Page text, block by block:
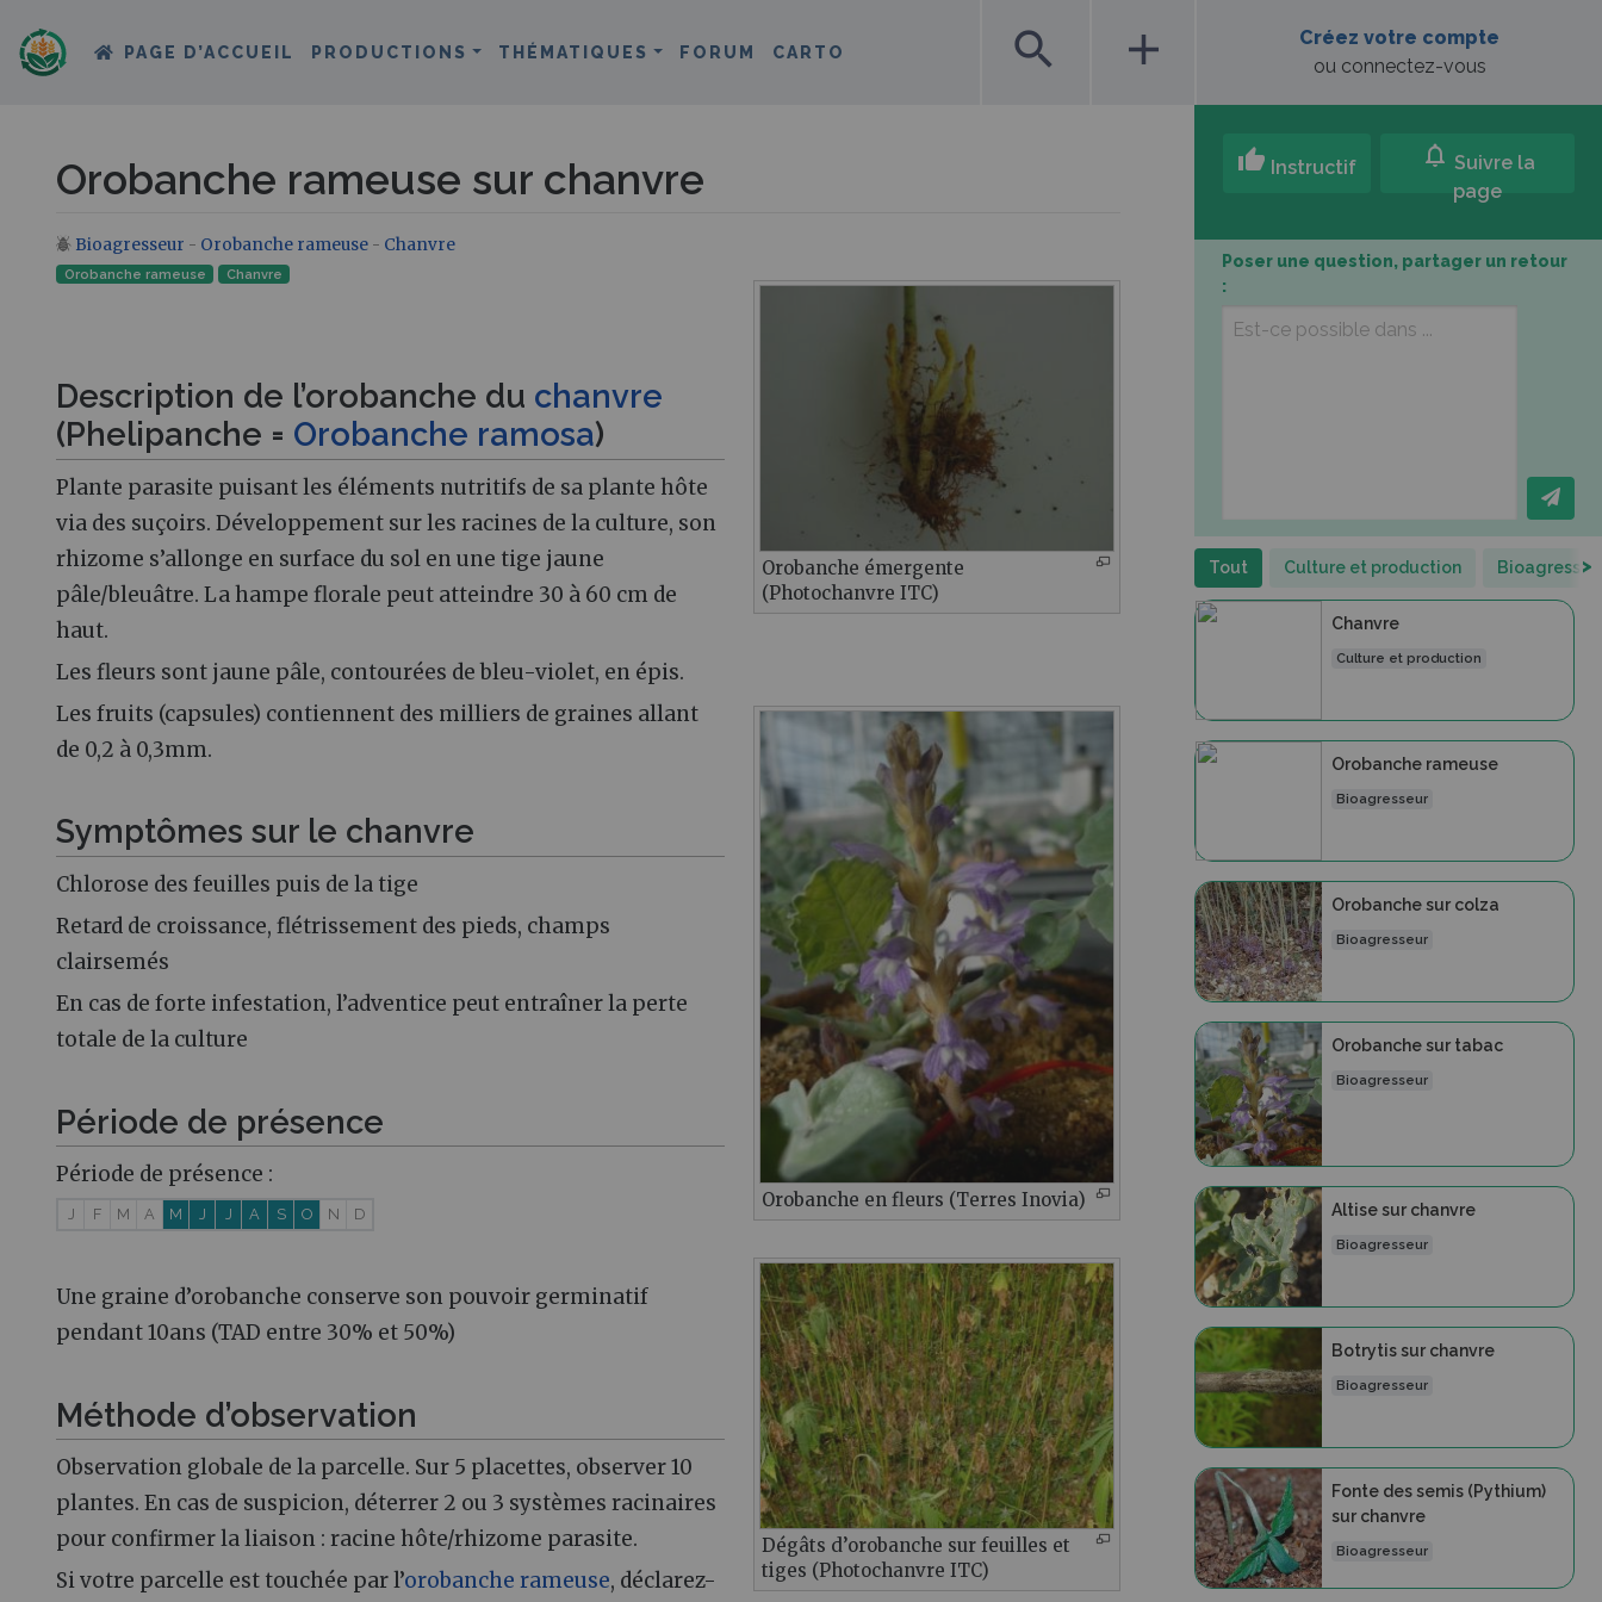
PAGE D’ACCUEIL PRODUCTIONS THÉMATIQUES FORUM CARTO search add
Créez votre compte
ou connectez-vous
Orobanche rameuse sur chanvre
Aller à :navigation,rechercher
Bioagresseur - Orobanche rameuse - Chanvre
Orobanche émergente
(Photochanvre ITC)
Orobanche rameuse Chanvre
Description de l’orobanche du chanvre
(Phelipanche = Orobanche ramosa)
Plante parasite puisant les éléments nutritifs de sa plante hôte
via des suçoirs. Développement sur les racines de la culture, son
rhizome s’allonge en surface du sol en une tige jaune
pâle/bleuâtre. La hampe florale peut atteindre 30 à 60 cm de
haut.
Les fleurs sont jaune pâle, contourées de bleu-violet, en épis.
Orobanche en fleurs (Terres Inovia)
Les fruits (capsules) contiennent des milliers de graines allant
de 0,2 à 0,3mm.
Symptômes sur le chanvre
Chlorose des feuilles puis de la tige
Dégâts d’orobanche sur feuilles et
tiges (Photochanvre ITC)
Retard de croissance, flétrissement des pieds, champs
clairsemés
En cas de forte infestation, l’adventice peut entraîner la perte
totale de la culture
Période de présence
Période de présence :
J F M A M J J A S O N D
Une graine d’orobanche conserve son pouvoir germinatif
pendant 10ans (TAD entre 30% et 50%)
Méthode d’observation
Observation globale de la parcelle. Sur 5 placettes, observer 10
plantes. En cas de suspicion, déterrer 2 ou 3 systèmes racinaires
pour confirmer la liaison : racine hôte/rhizome parasite.
Si votre parcelle est touchée par l’orobanche rameuse, déclarez-
thumb_up Instructif notifications Suivre la
page
Poser une question, partager un retour
:
Tout Culture et production >
Chanvre
Culture et production
Orobanche rameuse
Bioagresseur
Orobanche sur colza
Bioagresseur
Orobanche sur tabac
Bioagresseur
Altise sur chanvre
Bioagresseur
Botrytis sur chanvre
Bioagresseur
Fonte des semis (Pythium)
sur chanvre
Bioagresseur